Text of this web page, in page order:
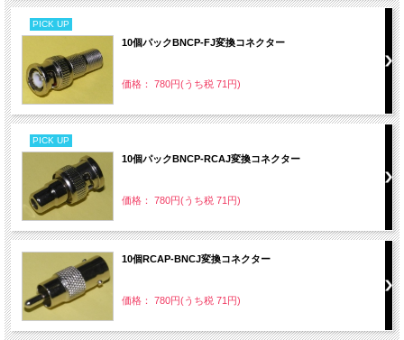
PICK UP
10個パックBNCP-FJ変換コネクター
価格： 780円(うち税 71円)
PICK UP
10個パックBNCP-RCAJ変換コネクター
価格： 780円(うち税 71円)
10個RCAP-BNCJ変換コネクター
価格： 780円(うち税 71円)